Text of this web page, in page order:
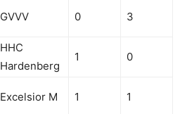
GVVV 0 3
HHC
Hardenberg
1 0
Excelsior M 1 1